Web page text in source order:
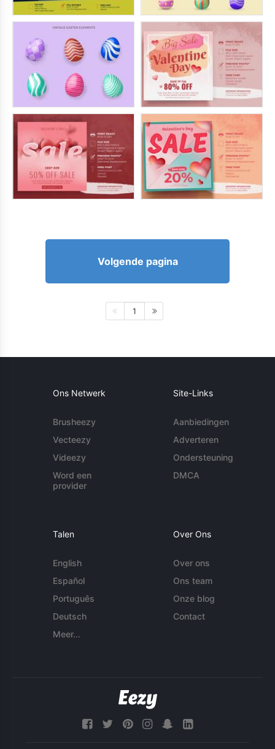
Volgende pagina
1
Ons Netwerk
Brusheezy
Vecteezy
Videezy
Word een
provider
Site-Links
Aanbiedingen
Adverteren
Ondersteuning
DMCA
Talen
English
Español
Português
Deutsch
Meer...
Over Ons
Over ons
Ons team
Onze blog
Contact